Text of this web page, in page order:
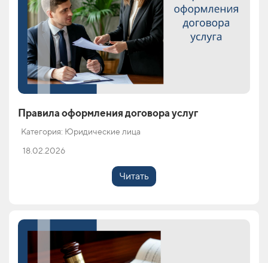
Правила оформления договора услуг
Категория: Юридические лица
18.02.2026
Читать